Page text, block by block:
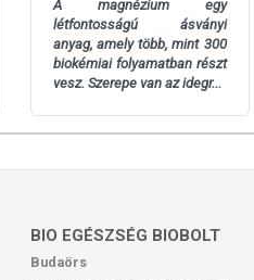
A magnézium egy
létfontosságú ásványi
anyag, amely több, mint 300
biokémiai folyamatban részt
vesz. Szerepe van az idegr...
BIO EGÉSZSÉG BIOBOLT
Budaörs